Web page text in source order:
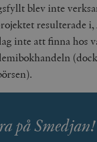
blev inte
resulterade i,
inte att finna hos
på Smedjan!